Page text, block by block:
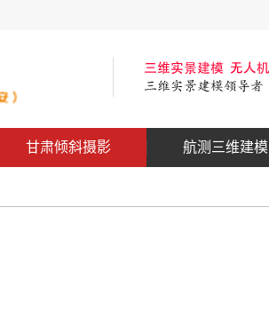
甘肃倾斜摄影 航测三维建模